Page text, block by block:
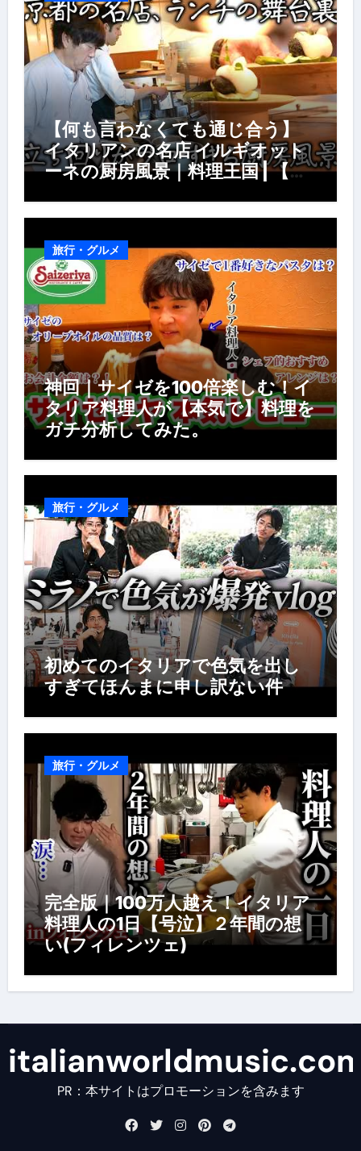
【何も言わなくても通じ合う】
イタリアンの名店 イルギオット
ーネの厨房風景｜料理王国 | 【厨
風景】
旅行・グルメ
神回｜サイゼを100倍楽しむ！イ
タリア料理人が【本気で】料理を
ガチ分析してみた。
旅行・グルメ
初めてのイタリアで色気を出し
すぎてほんまに申し訳ない件
旅行・グルメ
完全版｜100万人越え！イタリア
料理人の1日【号泣】２年間の想
い(フィレンツェ)
PR：本サイトはプロモーションを含みます